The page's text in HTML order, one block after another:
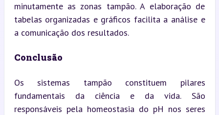
minutamente as zonas tampão. A elaboração de
tabelas organizadas e gráficos facilita a análise e
a comunicação dos resultados.
Conclusão
Os sistemas tampão constituem pilares
fundamentais da ciência e da vida. São
responsáveis pela homeostasia do pH nos seres